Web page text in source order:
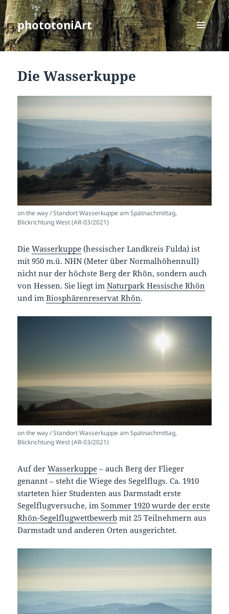
phototoniArt
MENÜ
UND
Die Wasserkuppe
on the way / Standort Wasserkuppe am Spätnachmittag,
Blickrichtung West (AR-03/2021)
DieWasserkuppe (hessischer Landkreis Fulda) ist
mit 950 m.ü. NHN (Meter über Normalhöhennull)
nicht nur der höchste Berg der Rhön, sondern auch
von Hessen. Sie liegt imNaturpark Hessische Rhön
und imBiosphärenreservat Rhön.
on the way / Standort Wasserkuppe am Spätnachmittag,
Blickrichtung West (AR-03/2021)
Auf derWasserkuppe – auch Berg der Flieger
genannt – steht die Wiege des Segelflugs. Ca. 1910
starteten hier Studenten aus Darmstadt erste
Segelflugversuche, imSommer 1920 wurde der erste
Rhön-Segelflugwettbewerb mit 25 Teilnehmern aus
Darmstadt und anderen Orten ausgerichtet.